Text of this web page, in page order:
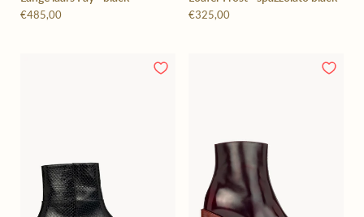
€485,00 €325,00